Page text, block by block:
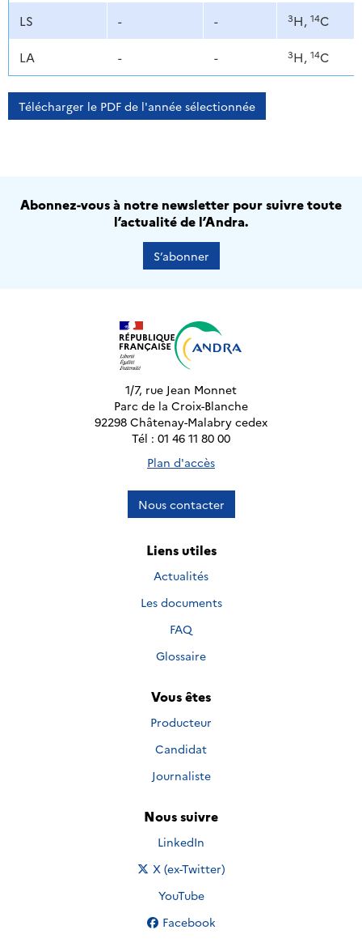
LS - - 3H, 14C
LA - - 3H, 14C
Télécharger le PDF de l'année sélectionnée
Abonnez-vous à notre newsletter pour suivre toute
l’actualité de l’Andra.
S’abonner
1/7, rue Jean Monnet
Parc de la Croix-Blanche
92298 Châtenay-Malabry cedex
Tél : 01 46 11 80 00
Plan d'accès
Nous contacter
Liens utiles
Actualités
Les documents
FAQ
Glossaire
Vous êtes
Producteur
Candidat
Journaliste
Nous suivre
Nous suivre sur
LinkedIn
Nous suivre sur
X (ex-Twitter)
Nous suivre sur
YouTube
Nous suivre sur
Facebook